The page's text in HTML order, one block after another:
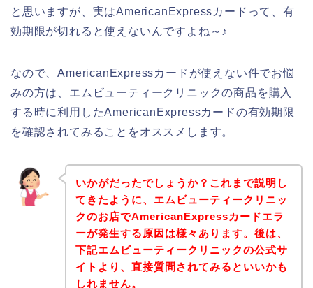
と思いますが、実はAmericanExpressカードって、有
効期限が切れると使えないんですよね～♪
なので、AmericanExpressカードが使えない件でお悩
みの方は、エムビューティークリニックの商品を購入
する時に利用したAmericanExpressカードの有効期限
を確認されてみることをオススメします。
いかがだったでしょうか？これまで説明し
てきたように、エムビューティークリニッ
クのお店でAmericanExpressカードエラ
ーが発生する原因は様々あります。後は、
下記エムビューティークリニックの公式サ
イトより、直接質問されてみるといいかも
しれません。